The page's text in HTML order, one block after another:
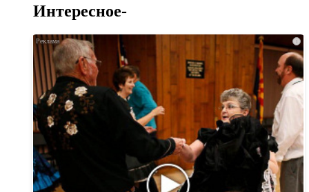
Интересное-
i